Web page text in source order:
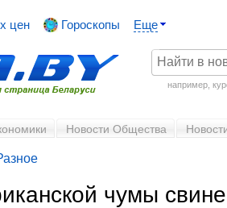
цен Гороскопы Еще
например,
Новости Общества
чумы